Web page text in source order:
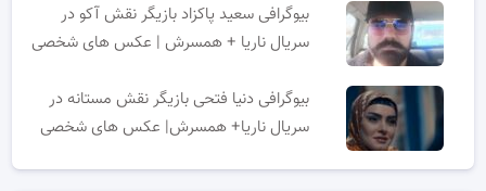
بیوگرافی سعید پاکزاد بازیگر نقش آکو در
سریال ناریا + همسرش | عکس های شخصی
بیوگرافی دنیا فتحی بازیگر نقش مستانه در
سریال ناریا+ همسرش| عکس های شخصی